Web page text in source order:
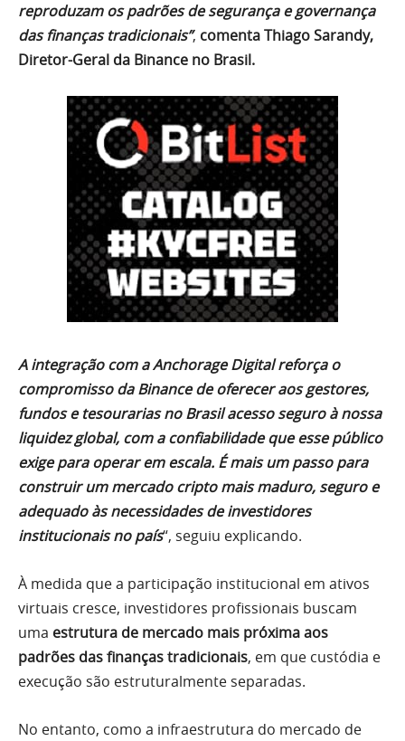
reproduzam os padrões de segurança e governança
das finanças tradicionais”, comenta Thiago Sarandy,
Diretor-Geral da Binance no Brasil.
A integração com a Anchorage Digital reforça o
compromisso da Binance de oferecer aos gestores,
fundos e tesourarias no Brasil acesso seguro à nossa
liquidez global, com a confiabilidade que esse público
exige para operar em escala. É mais um passo para
construir um mercado cripto mais maduro, seguro e
adequado às necessidades de investidores
institucionais no país“, seguiu explicando.
À medida que a participação institucional em ativos
virtuais cresce, investidores profissionais buscam
uma estrutura de mercado mais próxima aos
padrões das finanças tradicionais, em que custódia e
execução são estruturalmente separadas.
No entanto, como a infraestrutura do mercado de